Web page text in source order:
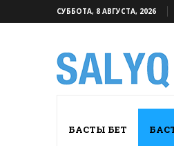
СУББОТА, 8 АВГУСТА, 2026
БАСТЫ БЕТ